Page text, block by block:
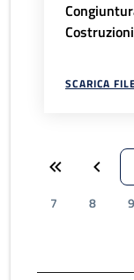
SCARICA
7
8 9